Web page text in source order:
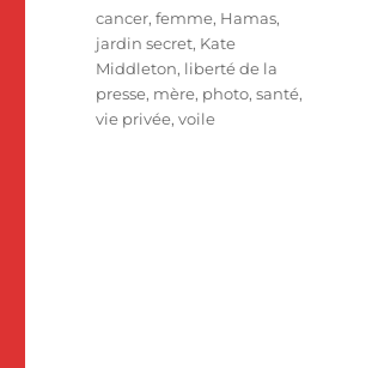
Étiquettes
cancer,femme, Hamas,
jardin secret, Kate
Middleton, liberté de la
presse, mère, photo,santé,
vie privée,voile